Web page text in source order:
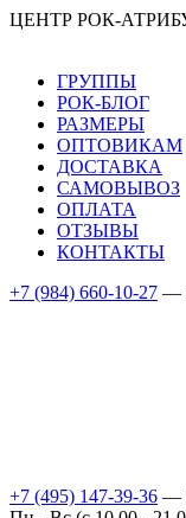
ЦЕНТР РОК-
ГРУППЫ
РОК-БЛОГ
РАЗМЕРЫ
ОПТОВИКАМ
ДОСТАВКА
САМОВЫВОЗ
ОПЛАТА
ОТЗЫВЫ
КОНТАКТЫ
+7 (984) 660-10-27 —
+7 (495) 147-39-36 —